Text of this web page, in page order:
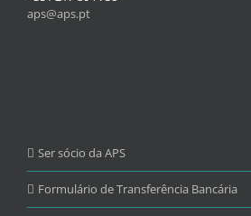
aps@aps.pt
Ser sócio da APS
Formulário de Transferência Bancária